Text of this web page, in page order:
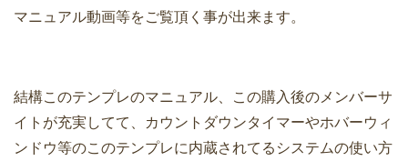
マニュアル動画等をご覧頂く事が出来ます。
結構このテンプレのマニュアル、この購入後のメンバーサ
イトが充実してて、カウントダウンタイマーやホバーウィ
ンドウ等のこのテンプレに内蔵されてるシステムの使い方